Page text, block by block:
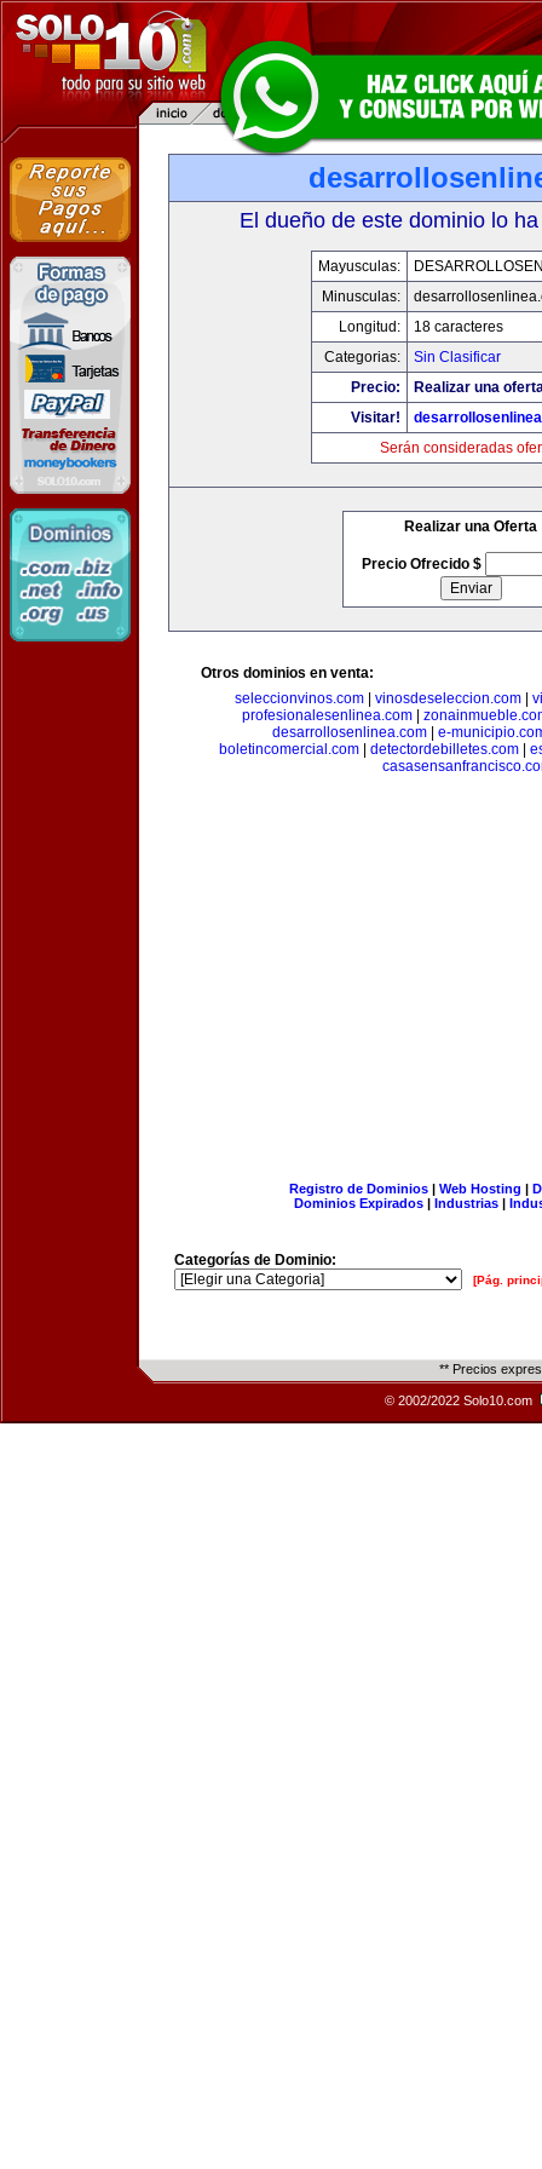
El dueño de este dominio lo
Mayusculas:
Minusculas:
Longitud:
18 caracteres
Categorias:
Sin Clasificar
Precio:
Realizar una
Visitar!
Serán consideradas
Realizar una Oferta
Precio Ofrecido $
Otros dominios en venta:
seleccionvinos.com
vinosdeseleccion.com
profesionalesenlinea.com|
desarrollosenlinea.com
e-
boletincomercial.com
detectordebilletes.com
Registro de Dominios| Web Hosting |
Dominios Expirados | Industrias |
Categorías de Dominio:
[Pág.
** Precios
© 2002/2022 Solo10.com